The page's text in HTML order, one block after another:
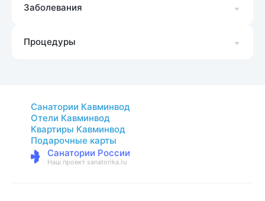
Заболевания
Процедуры
Санатории Кавминвод
Отели Кавминвод
Квартиры Кавминвод
Подарочные карты
Санатории России
Наш проект sanatorika.ru